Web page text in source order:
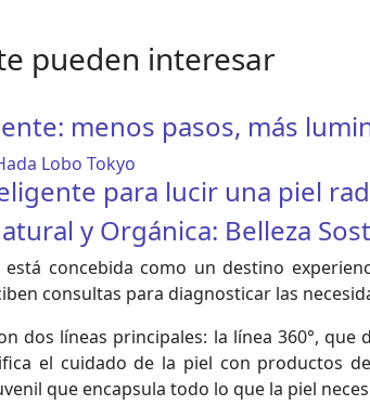
pueden interesar
menos pasos, más
para lucir una piel
y Orgánica: Belleza
concebida como un destino
consultas para diagnosticar las
dos líneas principales: la línea 360°,
el cuidado de la piel con productos
que encapsula todo lo que la piel